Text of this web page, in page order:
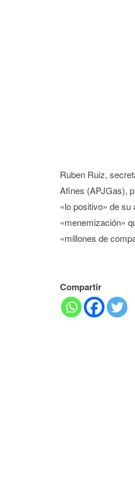
Ruben Ruiz,
Afines (APJGas),
«lo positivo» de
«menemización»
«millones de
Compartir